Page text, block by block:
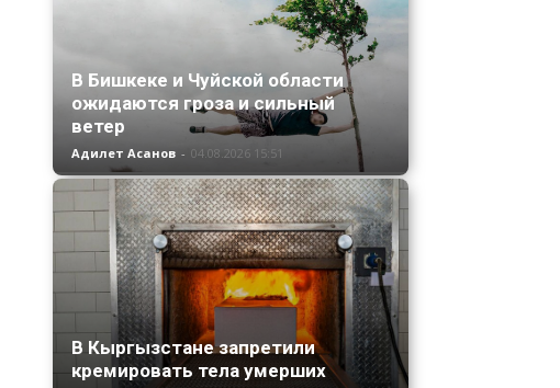
В Бишкеке и Чуйской области
ожидаются гроза и сильный
ветер
Адилет Асанов - 04.08.2026 15:51
В Кыргызстане запретили
кремировать тела умерших